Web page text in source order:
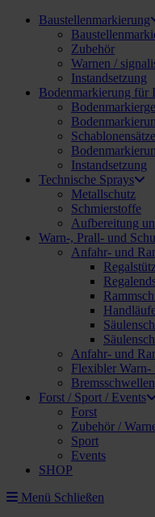
Baustellenmarkierung
Zubehör
Warnen /
Instandsetzung
Bodenmarkierung für
Schablonensätze
Instandsetzung
Technische Sprays
Metallschutz
Schmierstoffe
Aufbereitung
Warn-, Prall- und
Anfahr- und
Anfahr- und
Flexibler Warn-
Forst / Sport / Events
Forst
Zubehör /
Sport
Events
SHOP
Menü Schließen